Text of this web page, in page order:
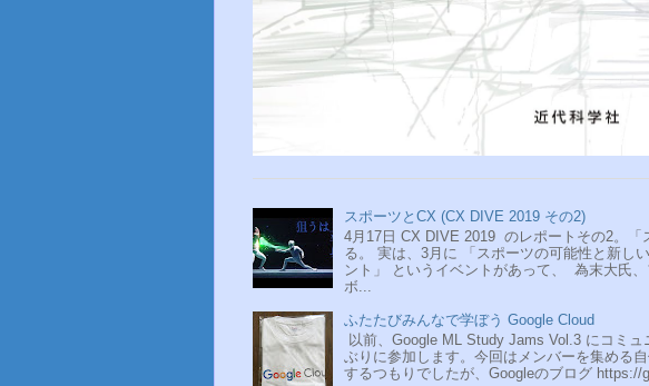
スポーツとCX (CX DIVE 2019 その2)
4月17日 CX DIVE 2019 のレポートその2。「
る。 実は、3月に 「スポーツの可能性と新し
ント」 というイベントがあって、 為末大氏
ボ...
ふたたびみんなで学ぼう Google Cloud
以前、Google ML Study Jams Vol.3 にコミ
ぶりに参加します。今回はメンバーを集める
するつもりでしたが、Googleのブログ https://